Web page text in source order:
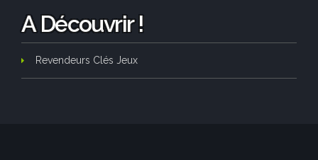
A Découvrir !
Revendeurs Clés Jeux